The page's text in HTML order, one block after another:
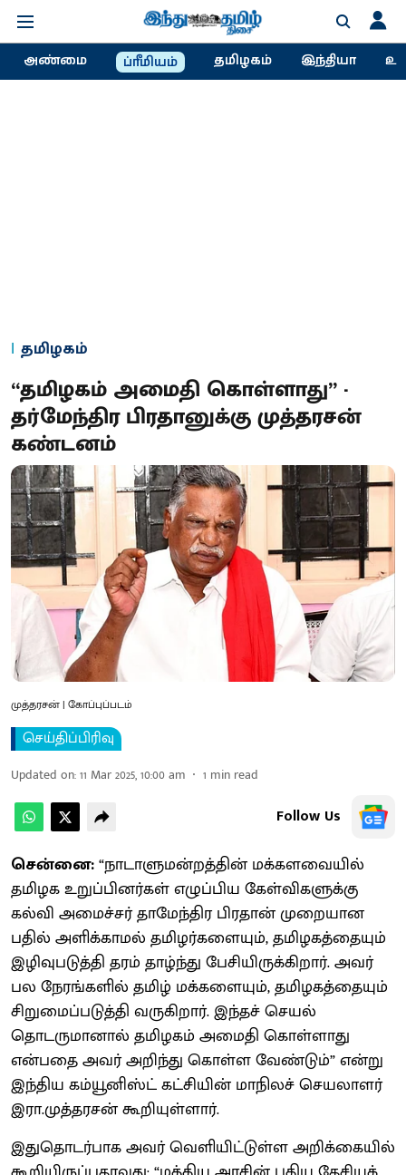
அண்மை ப்ரீமியம் தமிழகம் இந்தியா
தமிழகம்
“தமிழகம் அமைதி கொள்ளாது” -
தர்மேந்திர பிரதானுக்கு முத்தரசன்
கண்டனம்
முத்தரசன் | கோப்புப்படம்
செய்திப்பிரிவு
Updated on:11 Mar 2025, 10:00 am 1 min read
Follow Us
சென்னை:“நாடாளுமன்றத்தின் மக்களவையில்
தமிழக உறுப்பினர்கள் எழுப்பிய கேள்விகளுக்கு
கல்வி அமைச்சர் தாமேந்திர பிரதான் முறையான
பதில் அளிக்காமல் தமிழர்களையும், தமிழகத்தையும்
இழிவுபடுத்தி தரம் தாழ்ந்து பேசியிருக்கிறார். அவர்
பல நேரங்களில் தமிழ் மக்களையும், தமிழகத்தையும்
சிறுமைப்படுத்தி வருகிறார். இந்தச் செயல்
தொடருமானால் தமிழகம் அமைதி கொள்ளாது
என்பதை அவர் அறிந்து கொள்ள வேண்டும்” என்று
இந்திய கம்யூனிஸ்ட் கட்சியின் மாநிலச் செயலாளர்
இரா.முத்தரசன் கூறியுள்ளார்.
இதுதொடர்பாக அவர் வெளியிட்டுள்ள அறிக்கையில்